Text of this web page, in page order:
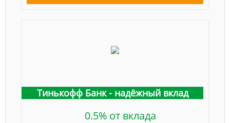
Тинькофф Банк - надёжный вклад
0.5% от вклада